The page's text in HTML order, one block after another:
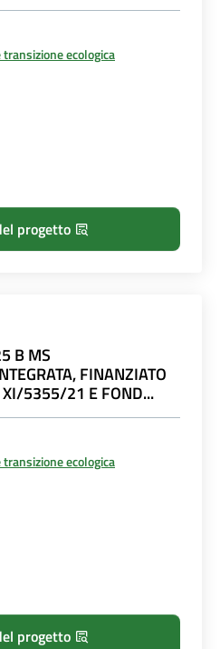
ecologica
progetto
B MS
FINANZIATO
XI/5355/21 E FOND...
ecologica
progetto